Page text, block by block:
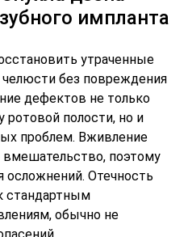
импланта
утраченные
без повреждения
дефектов не только
ротовой полости, но и
проблем. Вживление
поэтому
осложнений. Отечность
стандартным
обычно не